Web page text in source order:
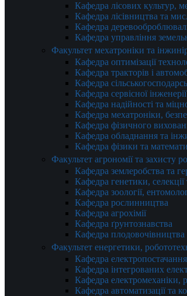
Кафедра лісових культур,
Кафедра лісівництва та
Кафедра
Кафедра управління
Факультет мехатроніки та
Кафедра оптимізації
Кафедра тракторів і
Кафедра
Кафедра cервісної
Кафедра надійності та
Кафедра мехатроніки,
Кафедра фізичного
Кафедра обладнання та
Кафедра фізики та
Факультет агрономії та захисту
Кафедра землеробства та
Кафедра генетики, селекції
Кафедра зоології,
Кафедра рослинництва
Кафедра агрохімії
Кафедра ґрунтознавства
Кафедра плодовочівництва
Факультет енергетики,
Кафедра
Кафедра інтегрованих
Кафедра електромеханіки,
Кафедра автоматизації та